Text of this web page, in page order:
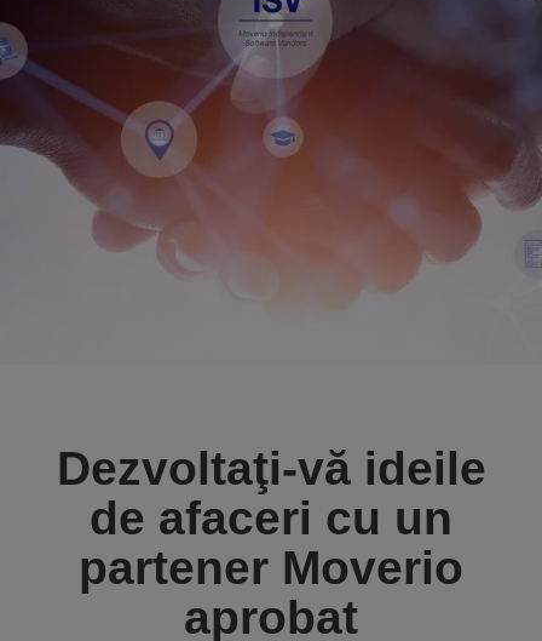
Dezvoltaţi-vă ideile
de afaceri cu un
partener Moverio
aprobat